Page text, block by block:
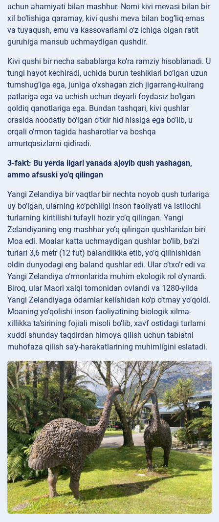
uchun ahamiyati bilan mashhur. Nomi kivi mevasi bilan bir
xil bo’lishiga qaramay, kivi qushi meva bilan bog’liq emas
va tuyaqush, emu va kassovarlarni o’z ichiga olgan ratit
guruhiga mansub uchmaydigan qushdir.
Kivi qushi bir necha sabablarga ko’ra ramziy hisoblanadi. U
tungi hayot kechiradi, uchida burun teshiklari bo’lgan uzun
tumshug’iga ega, juniga o’xshagan zich jigarrang-kulrang
patlariga ega va uchish uchun deyarli foydasiz bo’lgan
qoldiq qanotlariga ega. Bundan tashqari, kivi qushlar
orasida noodatiy bo’lgan o’tkir hid hissiga ega bo’lib, u
orqali o’rmon tagida hasharotlar va boshqa
umurtqasizlarni qidiradi.
3-fakt: Bu yerda ilgari yanada ajoyib qush yashagan,
ammo afsuski yo’q qilingan
Yangi Zelandiya bir vaqtlar bir nechta noyob qush turlariga
uy bo’lgan, ularning ko’pchiligi inson faoliyati va istilochi
turlarning kiritilishi tufayli hozir yo’q qilingan. Yangi
Zelandiyaning eng mashhur yo’q qilingan qushlaridan biri
Moa edi. Moalar katta uchmaydigan qushlar bo’lib, ba’zi
turlari 3,6 metr (12 fut) balandlikka etib, yo’q qilinishidan
oldin dunyodagi eng baland qushlar edi. Ular o’txo’r edi va
Yangi Zelandiya o’rmonlarida muhim ekologik rol o’ynardi.
Biroq, ular Maori xalqi tomonidan ovlandi va 1280-yilda
Yangi Zelandiyaga odamlar kelishidan ko’p o’tmay yo’qoldi.
Moaning yo’qolishi inson faoliyatining biologik xilma-
xillikka ta’sirining fojiali misoli bo’lib, xavf ostidagi turlarni
xuddi shunday taqdirdan himoya qilish uchun tabiatni
muhofaza qilish sa’y-harakatlarining muhimligini eslatadi.